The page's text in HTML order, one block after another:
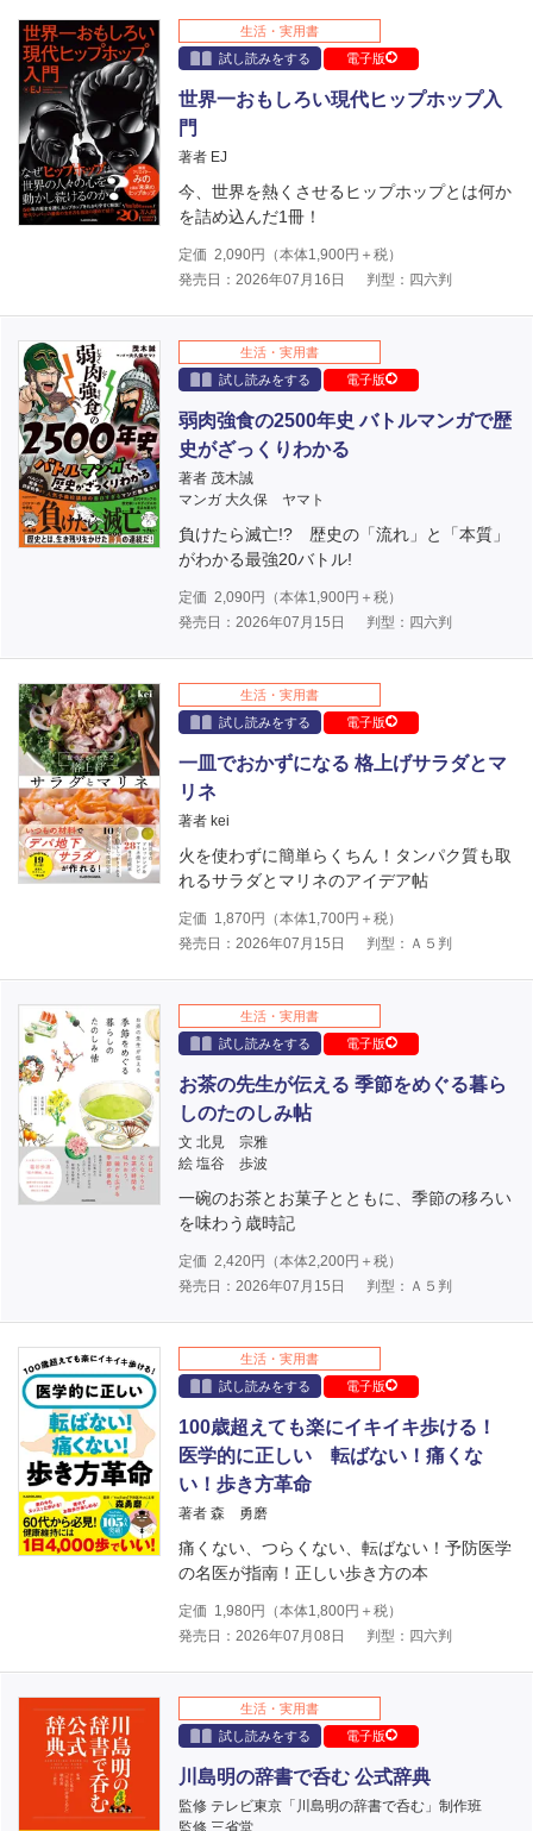
生活・実用書
試し読みをする
電子版
世界一おもしろい現代ヒップホップ入
門
著者 EJ
今、世界を熱くさせるヒップホップとは何か
を詰め込んだ1冊！
定価 2,090円（本体1,900円＋税）
発売日：2026年07月16日
判型：四六判
生活・実用書
試し読みをする
電子版
弱肉強食の2500年史 バトルマンガで歴
史がざっくりわかる
著者 茂木誠
マンガ 大久保 ヤマト
負けたら滅亡!? 歴史の「流れ」と「本質」
がわかる最強20バトル!
定価 2,090円（本体1,900円＋税）
発売日：2026年07月15日
判型：四六判
生活・実用書
試し読みをする
電子版
一皿でおかずになる 格上げサラダとマ
リネ
著者 kei
火を使わずに簡単らくちん！タンパク質も取
れるサラダとマリネのアイデア帖
定価 1,870円（本体1,700円＋税）
発売日：2026年07月15日
判型：Ａ５判
生活・実用書
試し読みをする
電子版
お茶の先生が伝える 季節をめぐる暮ら
しのたのしみ帖
文 北見 宗雅
絵 塩谷 歩波
一碗のお茶とお菓子とともに、季節の移ろい
を味わう歳時記
定価 2,420円（本体2,200円＋税）
発売日：2026年07月15日
判型：Ａ５判
生活・実用書
試し読みをする
電子版
100歳超えても楽にイキイキ歩ける！
医学的に正しい 転ばない！痛くな
い！歩き方革命
著者 森 勇磨
痛くない、つらくない、転ばない！予防医学
の名医が指南！正しい歩き方の本
定価 1,980円（本体1,800円＋税）
発売日：2026年07月08日
判型：四六判
生活・実用書
試し読みをする
電子版
川島明の辞書で呑む 公式辞典
監修 テレビ東京「川島明の辞書で呑む」制作班
監修 三省堂